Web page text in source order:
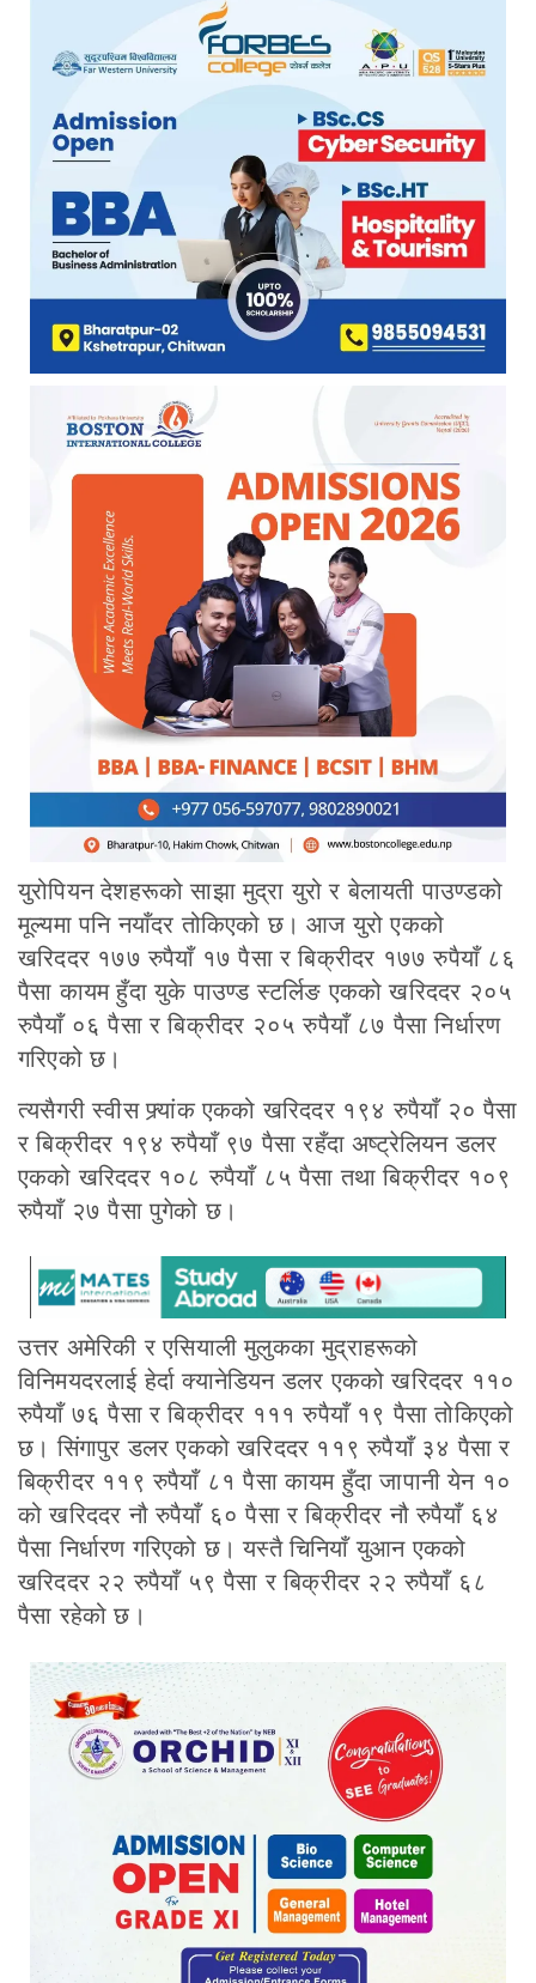
युरोपियन देशहरूको साझा मुद्रा युरो र बेलायती पाउण्डको
मूल्यमा पनि नयाँदर तोकिएको छ। आज युरो एकको
खरिददर १७७ रुपैयाँ १७ पैसा र बिक्रीदर १७७ रुपैयाँ ८६
पैसा कायम हुँदा युके पाउण्ड स्टर्लिङ एकको खरिददर २०५
रुपैयाँ ०६ पैसा र बिक्रीदर २०५ रुपैयाँ ८७ पैसा निर्धारण
गरिएको छ।
त्यसैगरी स्वीस फ्र्यांक एकको खरिददर १९४ रुपैयाँ २० पैसा
र बिक्रीदर १९४ रुपैयाँ ९७ पैसा रहँदा अष्ट्रेलियन डलर
एकको खरिददर १०८ रुपैयाँ ८५ पैसा तथा बिक्रीदर १०९
रुपैयाँ २७ पैसा पुगेको छ।
उत्तर अमेरिकी र एसियाली मुलुकका मुद्राहरूको
विनिमयदरलाई हेर्दा क्यानेडियन डलर एकको खरिददर ११०
रुपैयाँ ७६ पैसा र बिक्रीदर १११ रुपैयाँ १९ पैसा तोकिएको
छ। सिंगापुर डलर एकको खरिददर ११९ रुपैयाँ ३४ पैसा र
बिक्रीदर ११९ रुपैयाँ ८१ पैसा कायम हुँदा जापानी येन १०
को खरिददर नौ रुपैयाँ ६० पैसा र बिक्रीदर नौ रुपैयाँ ६४
पैसा निर्धारण गरिएको छ। यस्तै चिनियाँ युआन एकको
खरिददर २२ रुपैयाँ ५९ पैसा र बिक्रीदर २२ रुपैयाँ ६८
पैसा रहेको छ।